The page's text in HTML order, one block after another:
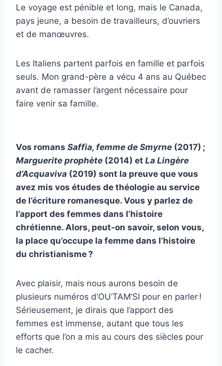
Le voyage est pénible et long, mais le Canada,
pays jeune, a besoin de travailleurs, d’ouvriers
et de manœuvres.
Les Italiens partent parfois en famille et parfois
seuls. Mon grand-père a vécu 4 ans au Québec
avant de ramasser l’argent nécessaire pour
faire venir sa famille.
Vos romans Saffia, femme de Smyrne (2017) ;
Marguerite prophète (2014) et La Lingère
d’Acquaviva (2019) sont la preuve que vous
avez mis vos études de théologie au service
de l’écriture romanesque. Vous y parlez de
l’apport des femmes dans l’histoire
chrétienne. Alors, peut-on savoir, selon vous,
la place qu’occupe la femme dans l’histoire
du christianisme ?
Avec plaisir, mais nous aurons besoin de
plusieurs numéros d’OU’TAM’SI pour en parler !
Sérieusement, je dirais que l’apport des
femmes est immense, autant que tous les
efforts que l’on a mis au cours des siècles pour
le cacher.